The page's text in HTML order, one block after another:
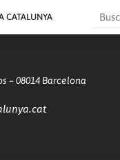
CATALUNYA
– 08014 Barcelona